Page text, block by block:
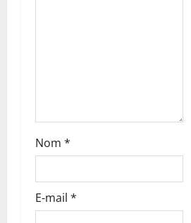
c
l
e
Nom *
E-mail *